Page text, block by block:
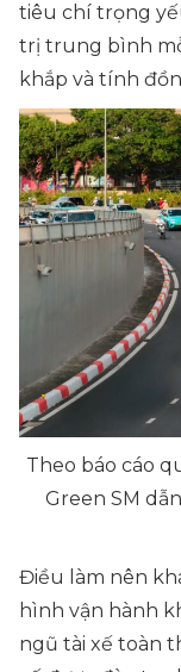
tiêu chí trọng
trị trung bình
khắp và tính
Theo báo cáo
Green SM
Điều làm nên
hình vận hành
ngũ tài xế toàn